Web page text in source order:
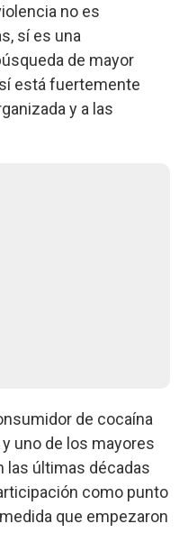
no es
sí es una
de mayor
está fuertemente
y a las
de cocaína
uno de los mayores
las últimas décadas
como punto
que empezaron